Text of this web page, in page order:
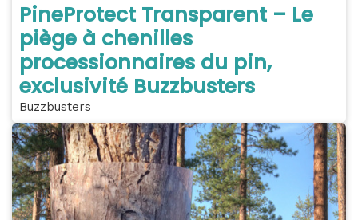
PineProtect Transparent – Le
piège à chenilles
processionnaires du pin,
exclusivité Buzzbusters
Buzzbusters